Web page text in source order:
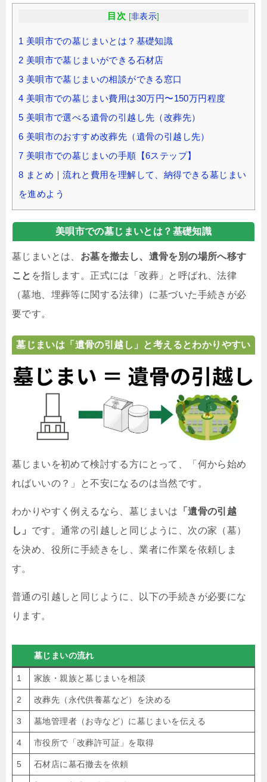
目次 [非表示]
1 美唄市での墓じまいとは？基礎知識
2 美唄市で墓じまいができる石材店
3 美唄市で墓じまいの相談ができる窓口
4 美唄市での墓じまい費用は30万円〜150万円程度
5 美唄市で選べる遺骨の引越し先（改葬先）
6 美唄市のおすすめ改葬先（遺骨の引越し先）
7 美唄市での墓じまいの手順【6ステップ】
8 まとめ｜流れと費用を理解して、納得できる墓じまい
を進めよう
美唄市での墓じまいとは？基礎知識
墓じまいとは、 お墓を撤去し、遺骨を別の場所へ移す
こと を指します。正式には「改葬」と呼ばれ、法律
（墓地、埋葬等に関する法律）に基づいた手続きが必
要です。
墓じまいは「遺骨の引越し」と考えるとわかりやすい
墓じまいを初めて検討する方にとって、「何から始め
ればいいの？」と不安になるのは当然です。
わかりやすく例えるなら、墓じまいは
「遺骨の引越
し」 です。通常の引越しと同じように、次の家（墓）
を決め、役所に手続きをし、業者に作業を依頼しま
す。
普通の引越しと同じように、以下の手続きが必要にな
ります。
墓じまいの流れ
1 家族・親族と墓じまいを相談
2 改葬先（永代供養墓など）を決める
3 墓地管理者（お寺など）に墓じまいを伝える
4 市役所で「改葬許可証」を取得
5 石材店に墓石撤去を依頼